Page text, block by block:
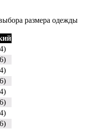
размера одежды